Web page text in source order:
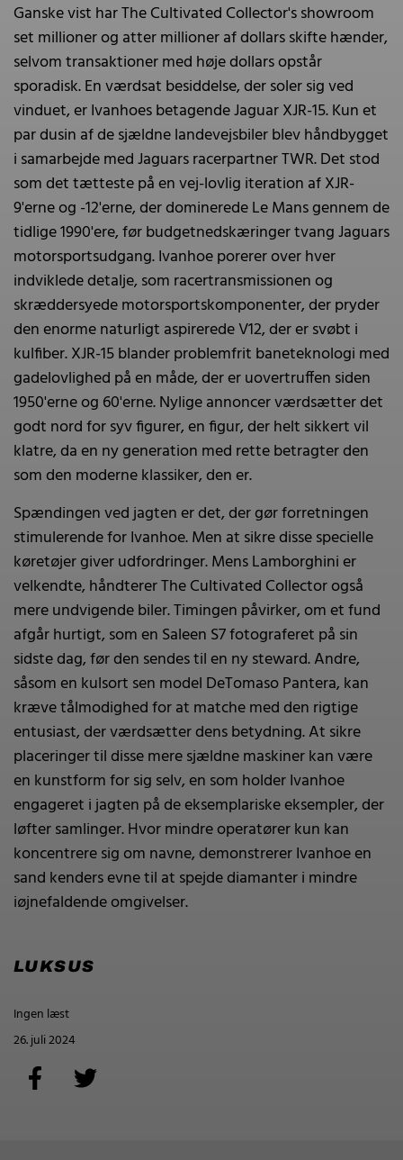
Ganske vist har The Cultivated Collector's showroom
set millioner og atter millioner af dollars skifte hænder,
selvom transaktioner med høje dollars opstår
sporadisk. En værdsat besiddelse, der soler sig ved
vinduet, er Ivanhoes betagende Jaguar XJR-15. Kun et
par dusin af de sjældne landevejsbiler blev håndbygget
i samarbejde med Jaguars racerpartner TWR. Det stod
som det tætteste på en vej-lovlig iteration af XJR-
9'erne og -12'erne, der dominerede Le Mans gennem de
tidlige 1990'ere, før budgetnedskæringer tvang Jaguars
motorsportsudgang. Ivanhoe porerer over hver
indviklede detalje, som racertransmissionen og
skræddersyede motorsportskomponenter, der pryder
den enorme naturligt aspirerede V12, der er svøbt i
kulfiber. XJR-15 blander problemfrit baneteknologi med
gadelovlighed på en måde, der er uovertruffen siden
1950'erne og 60'erne. Nylige annoncer værdsætter det
godt nord for syv figurer, en figur, der helt sikkert vil
klatre, da en ny generation med rette betragter den
som den moderne klassiker, den er.
Spændingen ved jagten er det, der gør forretningen
stimulerende for Ivanhoe. Men at sikre disse specielle
køretøjer giver udfordringer. Mens Lamborghini er
velkendte, håndterer The Cultivated Collector også
mere undvigende biler. Timingen påvirker, om et fund
afgår hurtigt, som en Saleen S7 fotograferet på sin
sidste dag, før den sendes til en ny steward. Andre,
såsom en kulsort sen model DeTomaso Pantera, kan
kræve tålmodighed for at matche med den rigtige
entusiast, der værdsætter dens betydning. At sikre
placeringer til disse mere sjældne maskiner kan være
en kunstform for sig selv, en som holder Ivanhoe
engageret i jagten på de eksemplariske eksempler, der
løfter samlinger. Hvor mindre operatører kun kan
koncentrere sig om navne, demonstrerer Ivanhoe en
sand kenders evne til at spejde diamanter i mindre
iøjnefaldende omgivelser.
LUKSUS
Ingen læst
26. juli 2024